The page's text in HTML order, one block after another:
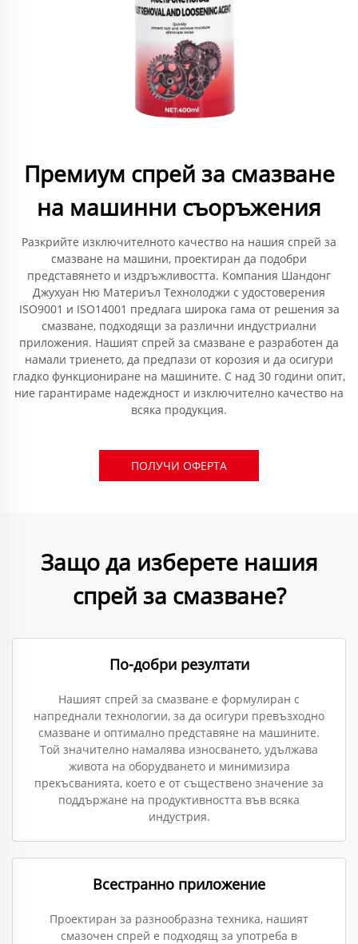
Премиум спрей за смазване
на машинни съоръжения
Разкрийте изключителното качество на нашия спрей за
смазване на машини, проектиран да подобри
представянето и издръжливостта. Компания Шандонг
Джухуан Ню Материъл Технолоджи с удостоверения
ISO9001 и ISO14001 предлага широка гама от решения за
смазване, подходящи за различни индустриални
приложения. Нашият спрей за смазване е разработен да
намали триенето, да предпази от корозия и да осигури
гладко функциониране на машините. С над 30 години опит,
ние гарантираме надеждност и изключително качество на
всяка продукция.
ПОЛУЧИ ОФЕРТА
Защо да изберете нашия
спрей за смазване?
По-добри резултати
Нашият спрей за смазване е формулиран с
напреднали технологии, за да осигури превъзходно
смазване и оптимално представяне на машините.
Той значително намалява износването, удължава
живота на оборудването и минимизира
прекъсванията, което е от съществено значение за
поддържане на продуктивността във всяка
индустрия.
Всестранно приложение
Проектиран за разнообразна техника, нашият
смазочен спрей е подходящ за употреба в